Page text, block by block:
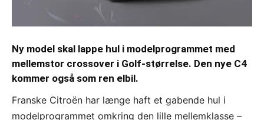
Ny model skal lappe hul i modelprogrammet med
mellemstor crossover i Golf-størrelse. Den nye C4
kommer også som ren elbil.
Franske Citroën har længe haft et gabende hul i
modelprogrammet omkring den lille mellemklasse –